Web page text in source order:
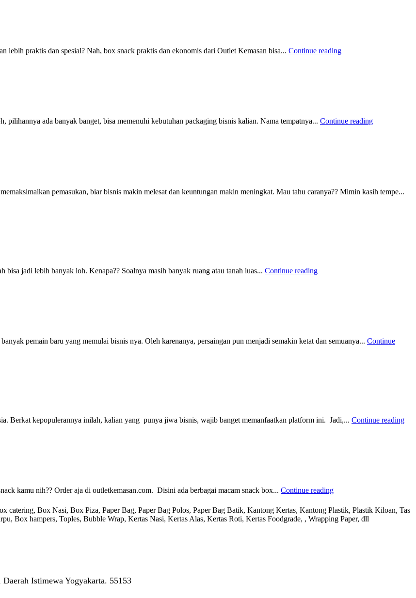
lebih praktis dan spesial? Nah, box snack praktis dan ekonomis dari Outlet Kemasan bisa... Continue reading
pilihannya ada banyak banget, bisa memenuhi kebutuhan packaging bisnis kalian. Nama tempatnya... Continue reading
pemasukan, biar bisnis makin melesat dan keuntungan makin meningkat. Mau tahu caranya?? Mimin kasih tempe...
jadi lebih banyak loh. Kenapa?? Soalnya masih banyak ruang atau tanah luas... Continue reading
pemain baru yang memulai bisnis nya. Oleh karenanya, persaingan pun menjadi semakin ketat dan semuanya... Continue
Berkat kepopulerannya inilah, kalian yang punya jiwa bisnis, wajib banget memanfaatkan platform ini. Jadi,... Continue reading
kamu nih?? Order aja di outletkemasan.com. Disini ada berbagai macam snack box... Continue reading
catering, Box Nasi, Box Piza, Paper Bag, Paper Bag Polos, Paper Bag Batik, Kantong Kertas, Kantong Plastik, Plastik Kiloan, Tas
Box hampers, Toples, Bubble Wrap, Kertas Nasi, Kertas Alas, Kertas Roti, Kertas Foodgrade, , Wrapping Paper, dll
Istimewa Yogyakarta. 55153